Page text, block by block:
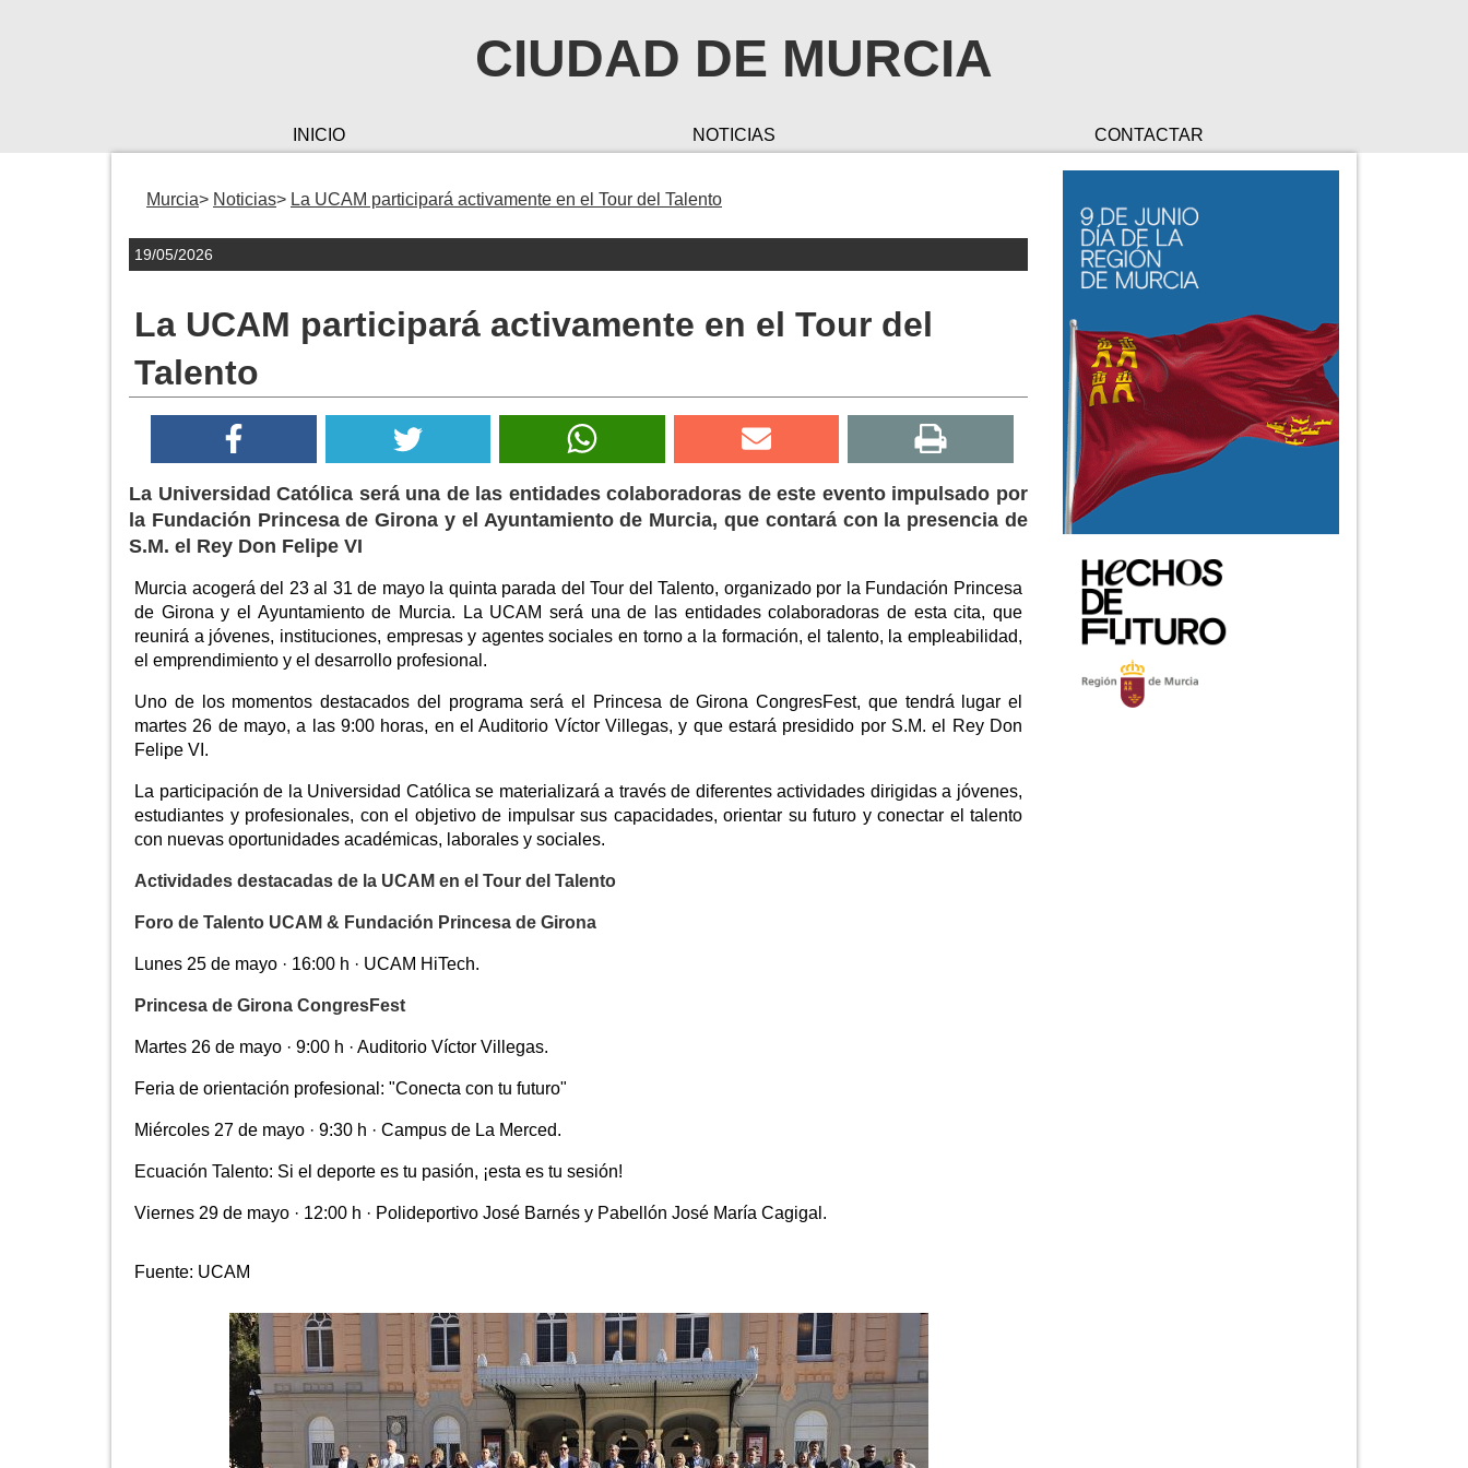
CIUDAD DE MURCIA
INICIO NOTICIAS CONTACTAR
Murcia Noticias La UCAM participará activamente en el Tour del Talento
19/05/2026
La UCAM participará activamente en el Tour del
Talento
La Universidad Católica será una de las entidades colaboradoras de este evento impulsado por
la Fundación Princesa de Girona y el Ayuntamiento de Murcia, que contará con la presencia de
S.M. el Rey Don Felipe VI
Murcia acogerá del 23 al 31 de mayo la quinta parada del Tour del Talento, organizado por la Fundación Princesa
de Girona y el Ayuntamiento de Murcia. La UCAM será una de las entidades colaboradoras de esta cita, que
reunirá a jóvenes, instituciones, empresas y agentes sociales en torno a la formación, el talento, la empleabilidad,
el emprendimiento y el desarrollo profesional.
Uno de los momentos destacados del programa será el Princesa de Girona CongresFest, que tendrá lugar el
martes 26 de mayo, a las 9:00 horas, en el Auditorio Víctor Villegas, y que estará presidido por S.M. el Rey Don
Felipe VI.
La participación de la Universidad Católica se materializará a través de diferentes actividades dirigidas a jóvenes,
estudiantes y profesionales, con el objetivo de impulsar sus capacidades, orientar su futuro y conectar el talento
con nuevas oportunidades académicas, laborales y sociales.
Actividades destacadas de la UCAM en el Tour del Talento
Foro de Talento UCAM & Fundación Princesa de Girona
Lunes 25 de mayo · 16:00 h · UCAM HiTech.
Princesa de Girona CongresFest
Martes 26 de mayo · 9:00 h · Auditorio Víctor Villegas.
Feria de orientación profesional: "Conecta con tu futuro"
Miércoles 27 de mayo · 9:30 h · Campus de La Merced.
Ecuación Talento: Si el deporte es tu pasión, ¡esta es tu sesión!
Viernes 29 de mayo · 12:00 h · Polideportivo José Barnés y Pabellón José María Cagigal.
Fuente: UCAM